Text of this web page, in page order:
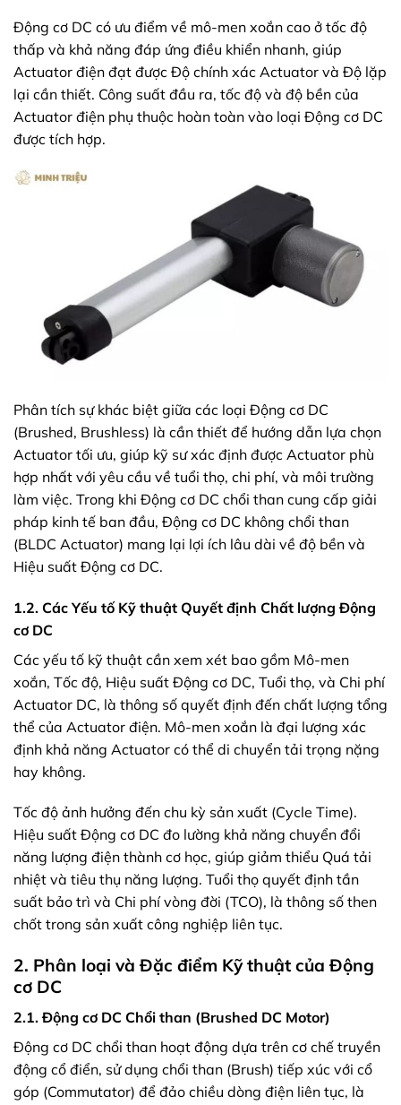
Động cơ DC có ưu điểm về mô-men xoắn cao ở tốc độ
thấp và khả năng đáp ứng điều khiển nhanh, giúp
Actuator điện đạt được Độ chính xác Actuator và Độ lặp
lại cần thiết. Công suất đầu ra, tốc độ và độ bền của
Actuator điện phụ thuộc hoàn toàn vào loại Động cơ DC
được tích hợp.
Phân tích sự khác biệt giữa các loại Động cơ DC
(Brushed, Brushless) là cần thiết để hướng dẫn lựa chọn
Actuator tối ưu, giúp kỹ sư xác định được Actuator phù
hợp nhất với yêu cầu về tuổi thọ, chi phí, và môi trường
làm việc. Trong khi Động cơ DC chổi than cung cấp giải
pháp kinh tế ban đầu, Động cơ DC không chổi than
(BLDC Actuator) mang lại lợi ích lâu dài về độ bền và
Hiệu suất Động cơ DC.
1.2. Các Yếu tố Kỹ thuật Quyết định Chất lượng Động
cơ DC
Các yếu tố kỹ thuật cần xem xét bao gồm Mô-men
xoắn, Tốc độ, Hiệu suất Động cơ DC, Tuổi thọ, và Chi phí
Actuator DC, là thông số quyết định đến chất lượng tổng
thể của Actuator điện. Mô-men xoắn là đại lượng xác
định khả năng Actuator có thể di chuyển tải trọng nặng
hay không.
Tốc độ ảnh hưởng đến chu kỳ sản xuất (Cycle Time).
Hiệu suất Động cơ DC đo lường khả năng chuyển đổi
năng lượng điện thành cơ học, giúp giảm thiểu Quá tải
nhiệt và tiêu thụ năng lượng. Tuổi thọ quyết định tần
suất bảo trì và Chi phí vòng đời (TCO), là thông số then
chốt trong sản xuất công nghiệp liên tục.
2. Phân loại và Đặc điểm Kỹ thuật của Động
cơ DC
2.1. Động cơ DC Chổi than (Brushed DC Motor)
Động cơ DC chổi than hoạt động dựa trên cơ chế truyền
động cổ điển, sử dụng chổi than (Brush) tiếp xúc với cổ
góp (Commutator) để đảo chiều dòng điện liên tục, là